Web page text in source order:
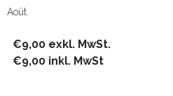
Août.
€9,00 exkl. MwSt.
€9,00 inkl. MwSt